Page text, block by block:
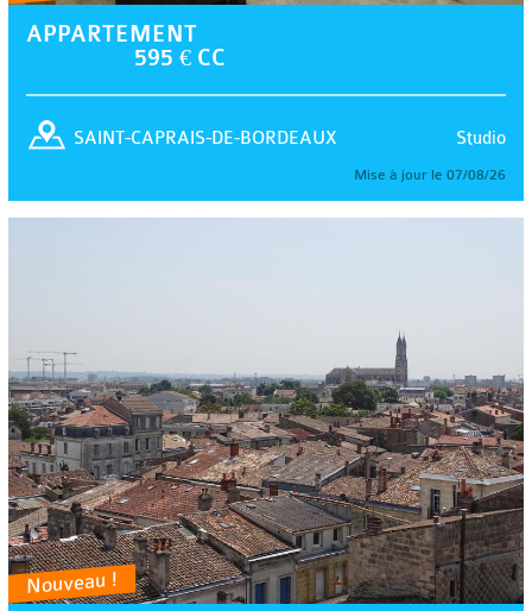
APPARTEMENT
595 € CC
Studio
SAINT-CAPRAIS-DE-BORDEAUX
Mise à jour le 07/08/26
Nouveau !